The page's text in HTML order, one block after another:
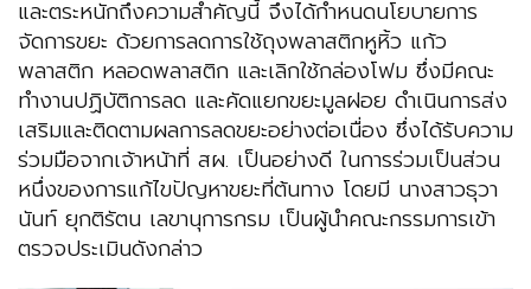
และตระหนักถึงความสำคัญนี้ จึงได้กำหนดนโยบายการ
จัดการขยะ ด้วยการลดการใช้ถุงพลาสติกหูหิ้ว แก้ว
พลาสติก หลอดพลาสติก และเลิกใช้กล่องโฟม ซึ่งมีคณะ
ทำงานปฏิบัติการลด และคัดแยกขยะมูลฝอย ดำเนินการส่ง
เสริมและติดตามผลการลดขยะอย่างต่อเนื่อง ซึ่งได้รับความ
ร่วมมือจากเจ้าหน้าที่ สผ. เป็นอย่างดี ในการร่วมเป็นส่วน
หนึ่งของการแก้ไขปัญหาขยะที่ต้นทาง โดยมี นางสาวธุวา
นันท์ ยุกติรัตน เลขานุการกรม เป็นผู้นำคณะกรรมการเข้า
ตรวจประเมินดังกล่าว